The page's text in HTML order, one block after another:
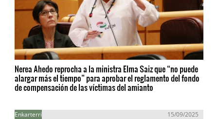
Nerea Ahedo reprocha a la ministra Elma Saiz que “no puede
alargar más el tiempo” para aprobar el reglamento del fondo
de compensación de las víctimas del amianto
Enkarterri 15/09/2025